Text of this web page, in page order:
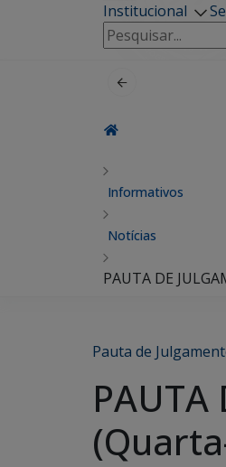
Institucional
Pesquisar
por:
Informativos
Notícias
PAUTA DE
Pauta de